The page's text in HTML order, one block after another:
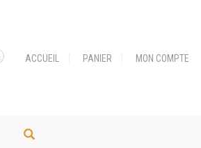
ACCUEIL PANIER MON COMPTE